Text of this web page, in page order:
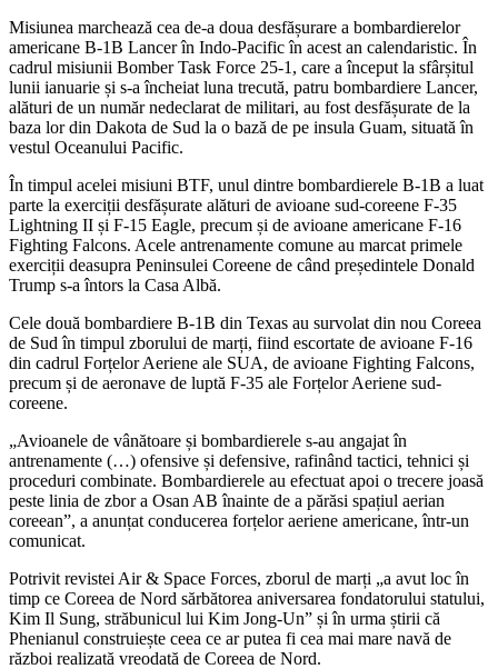
Misiunea marchează cea de-a doua desfășurare a bombardierelor
americane B-1B Lancer în Indo-Pacific în acest an calendaristic. În
cadrul misiunii Bomber Task Force 25-1, care a început la sfârșitul
lunii ianuarie și s-a încheiat luna trecută, patru bombardiere Lancer,
alături de un număr nedeclarat de militari, au fost desfășurate de la
baza lor din Dakota de Sud la o bază de pe insula Guam, situată în
vestul Oceanului Pacific.
În timpul acelei misiuni BTF, unul dintre bombardierele B-1B a luat
parte la exerciții desfășurate alături de avioane sud-coreene F-35
Lightning II și F-15 Eagle, precum și de avioane americane F-16
Fighting Falcons. Acele antrenamente comune au marcat primele
exerciții deasupra Peninsulei Coreene de când președintele Donald
Trump s-a întors la Casa Albă.
Cele două bombardiere B-1B din Texas au survolat din nou Coreea
de Sud în timpul zborului de marți, fiind escortate de avioane F-16
din cadrul Forțelor Aeriene ale SUA, de avioane Fighting Falcons,
precum și de aeronave de luptă F-35 ale Forțelor Aeriene sud-
coreene.
„Avioanele de vânătoare și bombardierele s-au angajat în
antrenamente (…) ofensive și defensive, rafinând tactici, tehnici și
proceduri combinate. Bombardierele au efectuat apoi o trecere joasă
peste linia de zbor a Osan AB înainte de a părăsi spațiul aerian
coreean”, a anunțat conducerea forțelor aeriene americane, într-un
comunicat.
Potrivit revistei Air & Space Forces, zborul de marți „a avut loc în
timp ce Coreea de Nord sărbătorea aniversarea fondatorului statului,
Kim Il Sung, străbunicul lui Kim Jong-Un” și în urma știrii că
Phenianul construiește ceea ce ar putea fi cea mai mare navă de
război realizată vreodată de Coreea de Nord.